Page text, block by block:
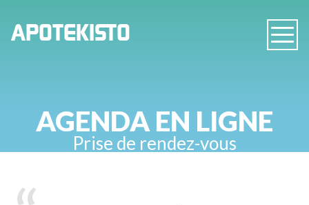
APOTEKISTO
AGENDA EN LIGNE
Prise de rendez-vous